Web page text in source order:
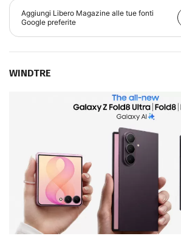
Aggiungi Libero Magazine alle tue fonti
Google preferite
WINDTRE